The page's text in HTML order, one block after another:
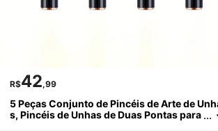
R$42,99
5 Peças Conjunto de Pincéis de Arte de
s, Pincéis de Unhas de Duas Pontas para